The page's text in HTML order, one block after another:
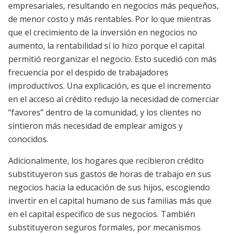
empresariales, resultando en negocios más pequeños,
de menor costo y más rentables. Por lo que mientras
que el crecimiento de la inversión en negocios no
aumento, la rentabilidad sí lo hizo porque el capital
permitió reorganizar el negocio. Esto sucedió con más
frecuencia por el despido de trabajadores
improductivos. Una explicación, es que el incremento
en el acceso al crédito redujo la necesidad de comerciar
“favores” dentro de la comunidad, y los clientes no
sintieron más necesidad de emplear amigos y
conocidos.
Adicionalmente, los hogares que recibieron crédito
substituyeron sus gastos de horas de trabajo en sus
negocios hacia la educación de sus hijos, escogiendo
invertir en el capital humano de sus familias más que
en el capital especifico de sus negocios. También
substituyeron seguros formales, por mecanismos